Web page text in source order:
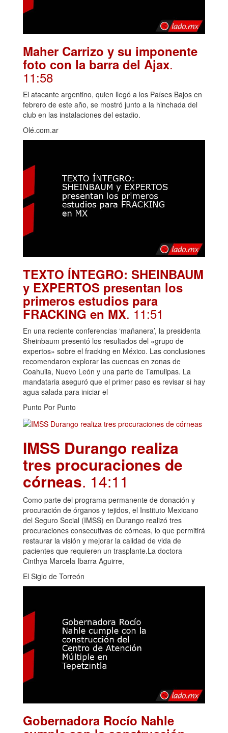
Maher Carrizo y su imponente
foto con la barra del Ajax.
11:58
El atacante argentino, quien llegó a los Países Bajos en
febrero de este año, se mostró junto a la hinchada del
club en las instalaciones del estadio.
Olé.com.ar
TEXTO ÍNTEGRO: SHEINBAUM
y EXPERTOS presentan los
primeros estudios para
FRACKING en MX. 11:51
En una reciente conferencias ‘mañanera’, la presidenta
Sheinbaum presentó los resultados del «grupo de
expertos» sobre el fracking en México. Las conclusiones
recomendaron explorar las cuencas en zonas de
Coahuila, Nuevo León y una parte de Tamulipas. La
mandataria aseguró que el primer paso es revisar si hay
agua salada para iniciar el
Punto Por Punto
IMSS Durango realiza
tres procuraciones de
córneas. 14:11
Como parte del programa permanente de donación y
procuración de órganos y tejidos, el Instituto Mexicano
del Seguro Social (IMSS) en Durango realizó tres
procuraciones consecutivas de córneas, lo que permitirá
restaurar la visión y mejorar la calidad de vida de
pacientes que requieren un trasplante.La doctora
Cinthya Marcela Ibarra Aguirre,
El Siglo de Torreón
Gobernadora Rocío Nahle